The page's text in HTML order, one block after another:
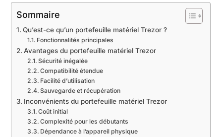
Sommaire
Qu’est-ce qu’un portefeuille matériel Trezor ?
Fonctionnalités principales
Avantages du portefeuille matériel Trezor
Sécurité inégalée
Compatibilité étendue
Facilité d’utilisation
Sauvegarde et récupération
Inconvénients du portefeuille matériel Trezor
Coût initial
Complexité pour les débutants
Dépendance à l’appareil physique